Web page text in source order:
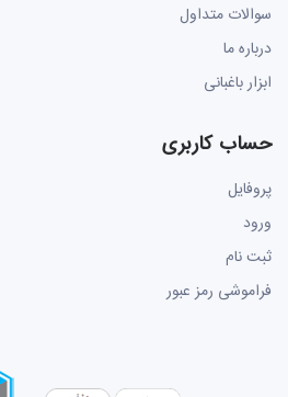
سوالات متداول
درباره ما
ابزار باغبانی
حساب کاربری
پروفایل
ورود
ثبت نام
فراموشی رمز عبور